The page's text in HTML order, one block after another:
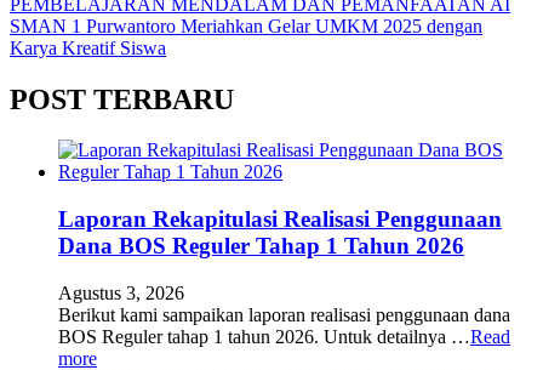
SMAN 1 Purwantoro Meriahkan Gelar UMKM 2025 dengan
Karya Kreatif Siswa
POST TERBARU
Laporan Rekapitulasi Realisasi Penggunaan
Dana BOS Reguler Tahap 1 Tahun 2026
Agustus 3, 2026
Berikut kami sampaikan laporan realisasi penggunaan dana
BOS Reguler tahap 1 tahun 2026. Untuk detailnya …Read
more